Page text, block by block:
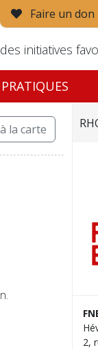
Faire un don
initiatives
à la carte
2,